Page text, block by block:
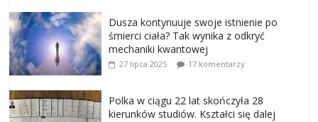
Dusza kontynuuje swoje istnienie po
śmierci ciała? Tak wynika z odkryć
mechaniki kwantowej
27 lipca 2025 17 komentarzy
Polka w ciągu 22 lat skończyła 28
kierunków studiów. Kształci się dalej